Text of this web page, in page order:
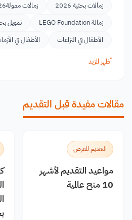
زمالات بحثية 2026
زمالات ممولة2026
زمالة LEGO Foundation
تمويل
الأطفال في النزاعات
الأطفال في
أظهر المزيد
مقالات مفيدة قبل التقديم
التقديم للفرص
مواعيد التقديم لأشهر
10 منح عالمية